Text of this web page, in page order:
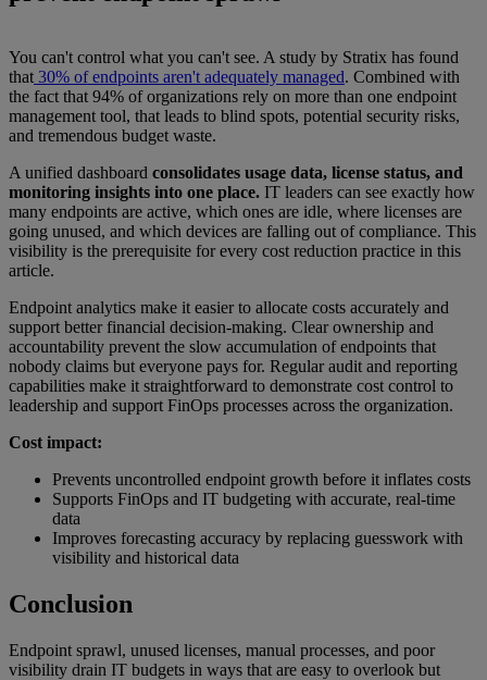
You can't control what you can't see. A study by Stratix has found
that30% of endpoints aren't adequately managed. Combined with
the fact that 94% of organizations rely on more than one endpoint
management tool, that leads to blind spots, potential security risks,
and tremendous budget waste.
A unified dashboard consolidates usage data, license status, and
monitoring insights into one place. IT leaders can see exactly how
many endpoints are active, which ones are idle, where licenses are
going unused, and which devices are falling out of compliance. This
visibility is the prerequisite for every cost reduction practice in this
article.
Endpoint analytics make it easier to allocate costs accurately and
support better financial decision-making. Clear ownership and
accountability prevent the slow accumulation of endpoints that
nobody claims but everyone pays for. Regular audit and reporting
capabilities make it straightforward to demonstrate cost control to
leadership and support FinOps processes across the organization.
Cost impact:
Prevents uncontrolled endpoint growth before it inflates costs
Supports FinOps and IT budgeting with accurate, real-time
data
Improves forecasting accuracy by replacing guesswork with
visibility and historical data
Conclusion
Endpoint sprawl, unused licenses, manual processes, and poor
visibility drain IT budgets in ways that are easy to overlook but